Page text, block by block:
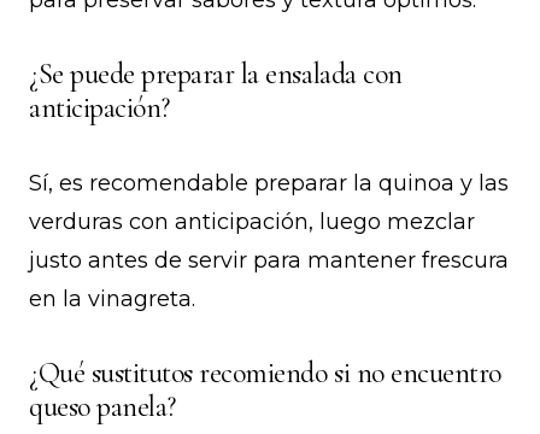
¿Se puede preparar la ensalada con
anticipación?
Sí, es recomendable preparar la quinoa y las
verduras con anticipación, luego mezclar
justo antes de servir para mantener frescura
en la vinagreta.
¿Qué sustitutos recomiendo si no encuentro
queso panela?